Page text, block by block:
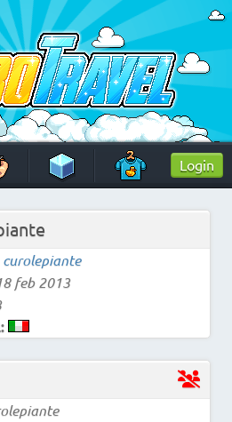
HabboTravelLogin
curolepiante
feb 2013